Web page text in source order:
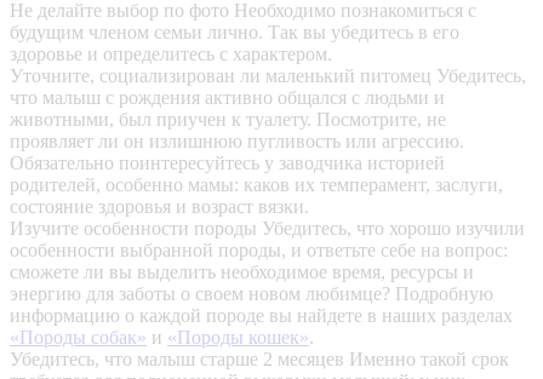
Не делайте выбор по фото Необходимо познакомиться с
будущим членом семьи лично. Так вы убедитесь в его
здоровье и определитесь с характером.
Уточните, социализирован ли маленький питомец Убедитесь,
что малыш с рождения активно общался с людьми и
животными, был приучен к туалету. Посмотрите, не
проявляет ли он излишнюю пугливость или агрессию.
Обязательно поинтересуйтесь у заводчика историей
родителей, особенно мамы: каков их темперамент, заслуги,
состояние здоровья и возраст вязки.
Изучите особенности породы Убедитесь, что хорошо изучили
особенности выбранной породы, и ответьте себе на вопрос:
сможете ли вы выделить необходимое время, ресурсы и
энергию для заботы о своем новом любимце? Подробную
информацию о каждой породе вы найдете в наших разделах
«Породы собак» и «Породы кошек».
Убедитесь, что малыш старше 2 месяцев Именно такой срок